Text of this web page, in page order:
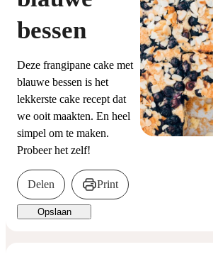
bessen
Deze frangipane cake met
blauwe bessen is het
lekkerste cake recept dat
we ooit maakten. En heel
simpel om te maken.
Probeer het zelf!
Delen Print
Opslaan